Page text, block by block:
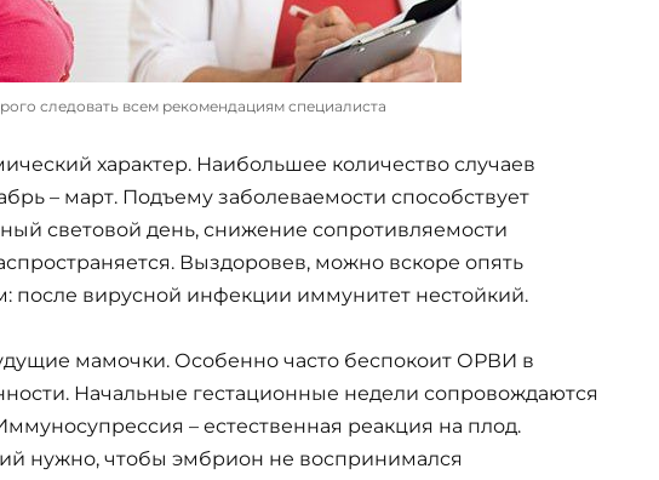
следовать всем рекомендациям специалиста
характер. Наибольшее количество случаев
– март. Подъему заболеваемости способствует
световой день, снижение сопротивляемости
Выздоровев, можно вскоре опять
после вирусной инфекции иммунитет нестойкий.
мамочки. Особенно часто беспокоит ОРВИ в
Начальные гестационные недели сопровождаются
– естественная реакция на плод.
нужно, чтобы эмбрион не воспринимался